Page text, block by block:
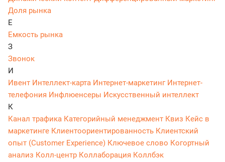
Доля рынка
Е
Емкость рынка
З
Звонок
И
Ивент Интеллект-карта Интернет-маркетинг Интернет-
телефония Инфлюенсеры Искусственный интеллект
К
Канал трафика Категорийный менеджмент Квиз Кейс в
маркетинге Клиентоориентированность Клиентский
опыт (Customer Experience) Ключевое слово Когортный
анализ Колл-центр Коллаборация Коллбэк